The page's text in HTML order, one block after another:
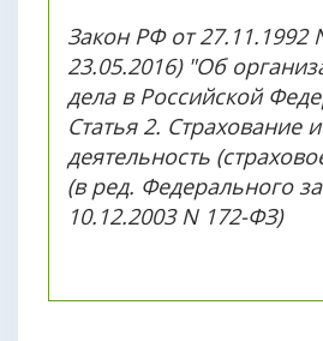
Закон РФ от 27.11.1992
23.05.2016) "Об
дела в Российской
Статья 2. Страхование
деятельность
(в ред. Федерального
10.12.2003 N 172-ФЗ)